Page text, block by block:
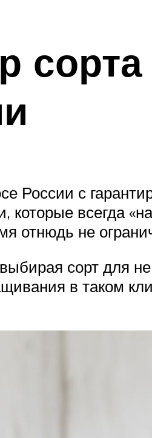
России с
которые всегда
отнюдь не
сорт для
в таком